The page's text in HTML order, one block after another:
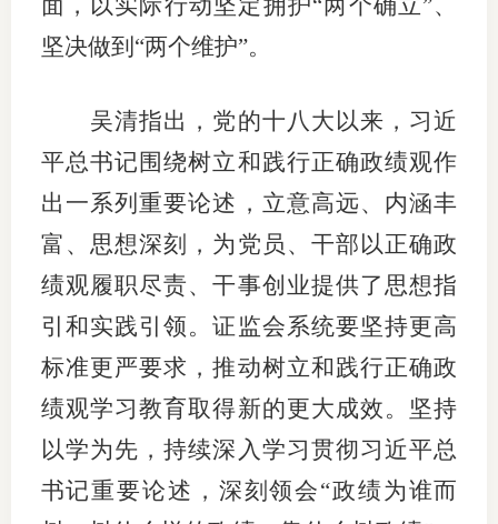
面，以实际行动坚定拥护“两个确立”、
坚决做到“两个维护”。
吴清指出，党的十八大以来，习近
平总书记围绕树立和践行正确政绩观作
出一系列重要论述，立意高远、内涵丰
富、思想深刻，为党员、干部以正确政
绩观履职尽责、干事创业提供了思想指
引和实践引领。证监会系统要坚持更高
标准更严要求，推动树立和践行正确政
绩观学习教育取得新的更大成效。坚持
以学为先，持续深入学习贯彻习近平总
书记重要论述，深刻领会“政绩为谁而